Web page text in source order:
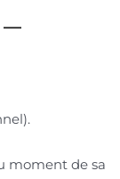
moment de sa